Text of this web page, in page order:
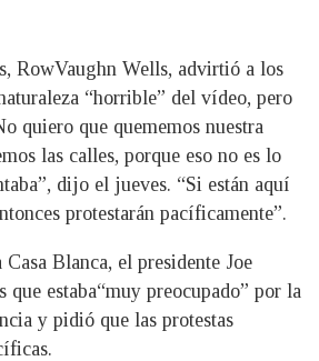
RowVaughn Wells, advirtió a los
“horrible” del vídeo, pero
quiero que quememos nuestra
las calles, porque eso no es lo
dijo el jueves. “Si están aquí
protestarán pacíficamente”.
Blanca, el presidente Joe
estaba“muy preocupado” por la
y pidió que las protestas